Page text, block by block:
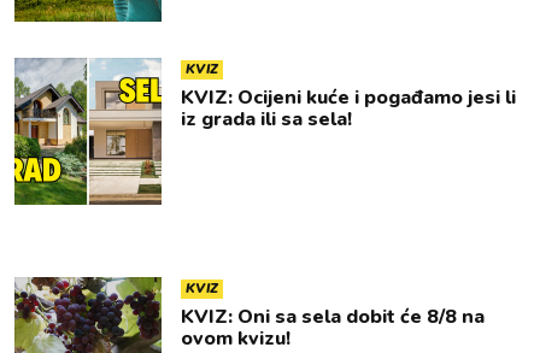
KVIZ
KVIZ: Ocijeni kuće i pogađamo jesi li
iz grada ili sa sela!
KVIZ
KVIZ: Oni sa sela dobit će 8/8 na
ovom kvizu!